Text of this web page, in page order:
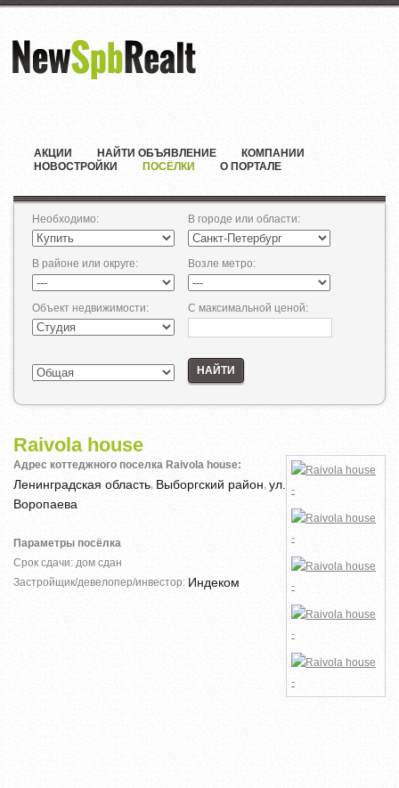
АКЦИИ НАЙТИ ОБЪЯВЛЕНИЕ
КОМПАНИИ
НОВОСТРОЙКИ
ПОСЁЛКИ О ПОРТАЛЕ
Необходимо: В городе или области:
В районе или округе: Возле метро:
Объект недвижимости: С максимальной ценой:
НАЙТИ
Raivola house
Адрес коттеджного поселка Raivola house:
Ленинградская область Выборгский район ул.
Воропаева
Параметры посёлка
Срок сдачи: дом сдан
Застройщик/девелопер/инвестор: Индеком